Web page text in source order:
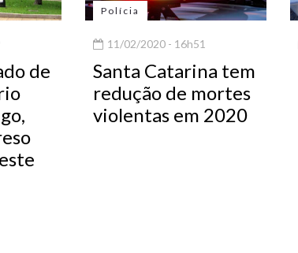
de
Polícia
11/02/2020 - 16h51
Santa Catarina tem
redução de mortes
violentas em 2020